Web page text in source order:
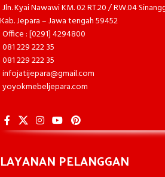
Jln. Kyai Nawawi KM. 02 RT.20 / RW.04
Kab. Jepara – Jawa tengah 59452
Office : [0291] 4294800
081 229 222 35
081 229 222 35
infojatijepara@gmail.com
yoyokmebeljepara.com
LAYANAN PELANGGAN